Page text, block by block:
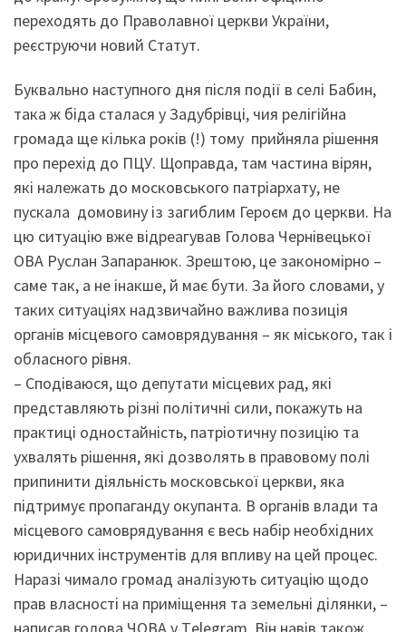
переходять до Праволавної церкви України,
реєструючи новий Статут.
Буквально наступного дня після події в селі Бабин,
така ж біда сталася у Задубрівці, чия релігійна
громада ще кілька років (!) тому прийняла рішення
про перехід до ПЦУ. Щоправда, там частина вірян,
які належать до московського патріархату, не
пускала домовину із загиблим Героєм до церкви. На
цю ситуацію вже відреагував Голова Чернівецької
ОВА Руслан Запаранюк. Зрештою, це закономірно –
саме так, а не інакше, й має бути. За його словами, у
таких ситуаціях надзвичайно важлива позиція
органів місцевого самоврядування – як міського, так і
обласного рівня.
– Сподіваюся, що депутати місцевих рад, які
представляють різні політичні сили, покажуть на
практиці одностайність, патріотичну позицію та
ухвалять рішення, які дозволять в правовому полі
припинити діяльність московської церкви, яка
підтримує пропаганду окупанта. В органів влади та
місцевого самоврядування є весь набір необхідних
юридичних інструментів для впливу на цей процес.
Наразі чимало громад аналізують ситуацію щодо
прав власності на приміщення та земельні ділянки, –